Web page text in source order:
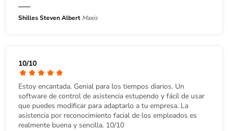
Shilles Steven Albert Maxis
10/10
Estoy encantada. Genial para los tiempos diarios. Un
software de control de asistencia estupendo y fácil de usar
que puedes modificar para adaptarlo a tu empresa. La
asistencia por reconocimiento facial de los empleados es
realmente buena y sencilla. 10/10